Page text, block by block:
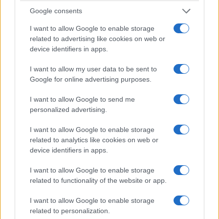
Google consents
I want to allow Google to enable storage
related to advertising like cookies on web or
device identifiers in apps.
I want to allow my user data to be sent to
Google for online advertising purposes.
I want to allow Google to send me
personalized advertising.
I want to allow Google to enable storage
related to analytics like cookies on web or
device identifiers in apps.
I want to allow Google to enable storage
related to functionality of the website or app.
I want to allow Google to enable storage
related to personalization.
bello, ma chi paga?
Leggere sempre MDP se
volete conoscere i livelli di abiezione alla
porchetta del partito comunista.
Max Del Papa, 9 agosto 2026